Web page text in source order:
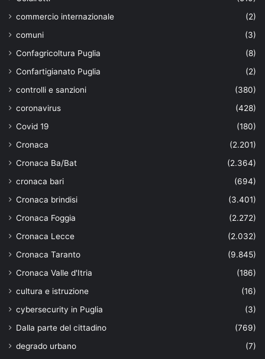
commercio internazionale
(2)
comuni
(3)
Confagricoltura Puglia
(8)
Confartigianato Puglia
(2)
controlli e sanzioni
(380)
coronavirus
(428)
Covid 19
(180)
Cronaca
(2.201)
Cronaca Ba/Bat
(2.364)
cronaca bari
(694)
Cronaca brindisi
(3.401)
Cronaca Foggia
(2.272)
Cronaca Lecce
(2.032)
Cronaca Taranto
(9.845)
Cronaca Valle d'Itria
(186)
cultura e istruzione
(16)
cybersecurity in Puglia
(3)
Dalla parte del cittadino
(769)
degrado urbano
(7)